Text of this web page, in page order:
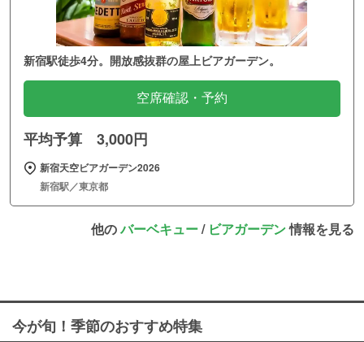
新宿駅徒歩4分。開放感抜群の屋上ビアガーデン。
空席確認・予約
平均予算 3,000円
新宿天空ビアガーデン2026
新宿駅／東京都
他のバーベキュー/ ビアガーデン情報を見る
今が旬！季節のおすすめ特集